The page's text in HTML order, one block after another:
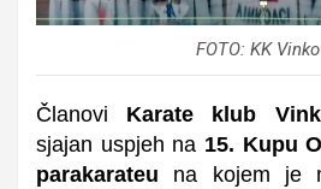
FOTO: KK
Članovi Karate klub
sjajan uspjeh na 15. Kupu
parakarateu na kojem je